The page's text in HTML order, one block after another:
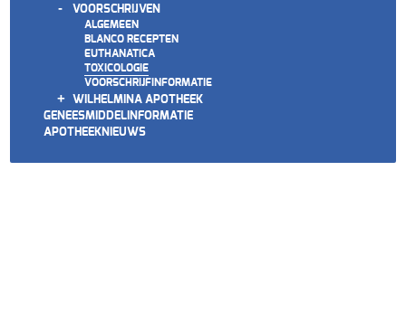
- VOORSCHRIJVEN
ALGEMEEN
BLANCO RECEPTEN
EUTHANATICA
TOXICOLOGIE
VOORSCHRIJFINFORMATIE
+ WILHELMINA APOTHEEK
GENEESMIDDELINFORMATIE
APOTHEEKNIEUWS